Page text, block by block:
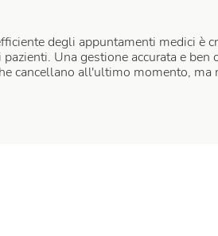
degli appuntamenti medici è
Una gestione accurata e
cancellano all'ultimo momento,